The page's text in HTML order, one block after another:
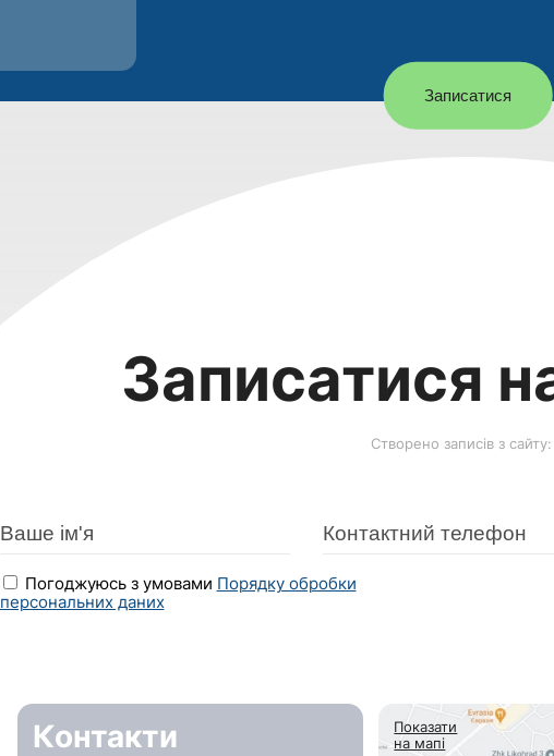
Записатися
Записатися
Створено записів з
Погоджуюсь з умовами Порядку обробки
персональних даних
Контакти
Показати
на мапі